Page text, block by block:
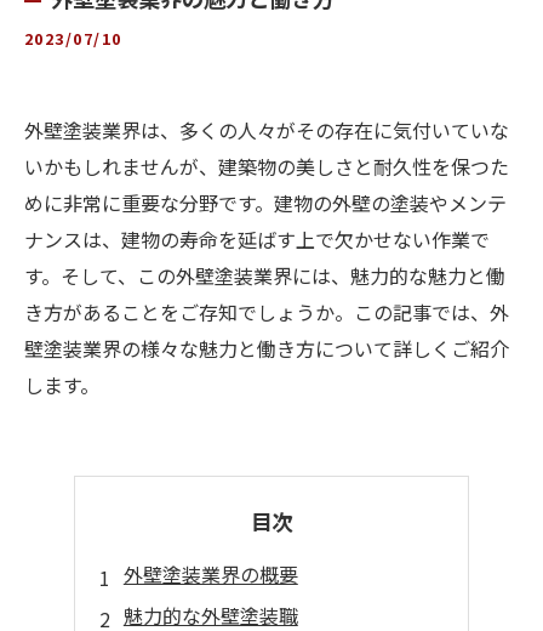
2023/07/10
外壁塗装業界は、多くの人々がその存在に気付いていな
いかもしれませんが、建築物の美しさと耐久性を保つた
めに非常に重要な分野です。建物の外壁の塗装やメンテ
ナンスは、建物の寿命を延ばす上で欠かせない作業で
す。そして、この外壁塗装業界には、魅力的な魅力と働
き方があることをご存知でしょうか。この記事では、外
壁塗装業界の様々な魅力と働き方について詳しくご紹介
します。
目次
外壁塗装業界の概要
魅力的な外壁塗装職